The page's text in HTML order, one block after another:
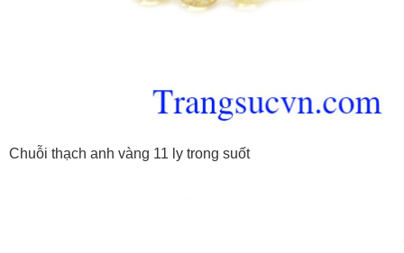
Chuỗi thạch anh vàng 11 ly trong suốt